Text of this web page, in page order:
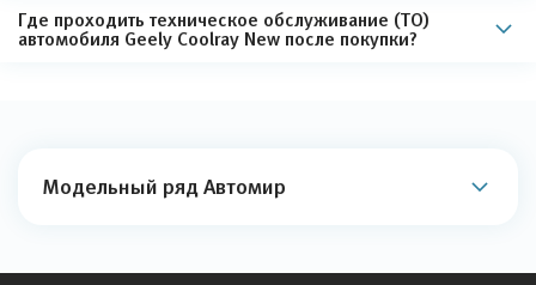
Где проходить техническое обслуживание (ТО)
автомобиля Geely Coolray New после покупки?
Модельный ряд Автомир